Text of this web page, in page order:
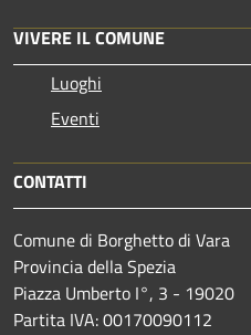
VIVERE IL COMUNE
Luoghi
Eventi
CONTATTI
Comune di Borghetto di Vara
Provincia della Spezia
Piazza Umberto I°, 3 - 19020
Partita IVA: 00170090112